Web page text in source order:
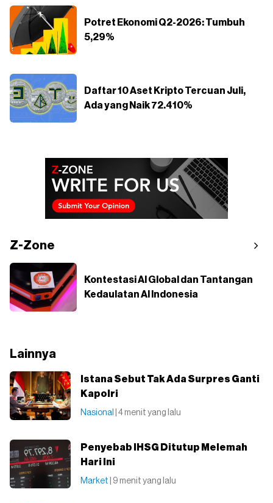
Potret Ekonomi Q2-2026: Tumbuh
5,29%
Daftar 10 Aset Kripto Tercuan Juli,
Ada yang Naik 72.410%
Z-Zone
Kontestasi AI Global dan Tantangan
Kedaulatan AI Indonesia
Lainnya
Istana Sebut Tak Ada Surpres Ganti
Kapolri
Nasional | 4 menit yang lalu
Penyebab IHSG Ditutup Melemah
Hari Ini
Market | 9 menit yang lalu